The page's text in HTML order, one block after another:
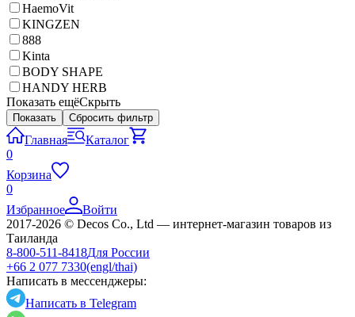
HaemoVit
KINGZEN
888
Kinta
BODY SHAPE
HANDY HERB
Показать ещёСкрыть
Показать Сбросить фильтр
Главная
Каталог
0
Корзина
0
Избранное
Войти
2017-2026 © Decos Co., Ltd — интернет-магазин товаров из
Таиланда
8-800-511-8418Для России
+66 2 077 7330(engl/thai)
Написать в мессенджеры:
Написать в Telegram